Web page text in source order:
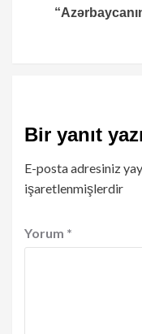
Bir yanıt
E-posta adresiniz
işaretlenmişlerdir
Yorum *